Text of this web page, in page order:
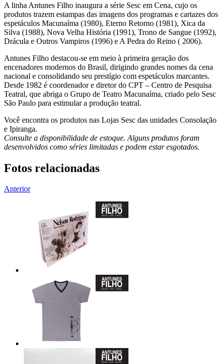
A linha Antunes Filho inaugura a série Sesc em Cena, cujo os
produtos trazem estampas das imagens dos programas e cartazes dos
espetáculos Macunaíma (1980), Eterno Retorno (1981), Xica da
Silva (1988), Nova Velha História (1991), Trono de Sangue (1992),
Drácula e Outros Vampiros (1996) e A Pedra do Reino ( 2006).
Antunes Filho destacou-se em meio à primeira geração dos
encenadores modernos do Brasil, dirigindo grandes nomes da cena
nacional e consolidando seu prestígio com espetáculos marcantes.
Desde 1982 é coordenador e diretor do CPT – Centro de Pesquisa
Teatral, que abriga o Grupo de Teatro Macunaíma, criado pelo Sesc
São Paulo para estimular a produção teatral.
Você encontra os produtos nas Lojas Sesc das unidades Consolação
e Ipiranga.
Consulte a disponibilidade de estoque. Alguns produtos foram
desenvolvidos como séries limitadas e podem estar esgotados.
Fotos relacionadas
Anterior